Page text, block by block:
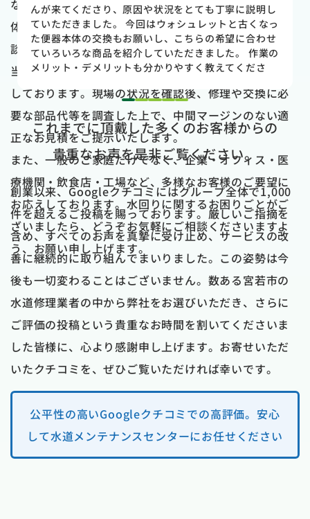
な原因と考えられます。状況に応じて、部品または本
体の交換を迅速に実施いたしますので、安心してご相
談ください。
当社は水道局指定業者として、常に業界最安値を追求
しております。現場の状況を確認後、修理や交換に必
要な部品代等を調査した上で、中間マージンのない適
正なお見積をご提示いたします。
また、一般のご家庭だけでなく、企業・オフィス・医
療機関・飲食店・工場など、多様なお客様のご要望に
お応えしております。水回りに関するお困りごとがご
ざいましたら、どうぞお気軽にご相談くださいますよ
う、お願い申し上げます。
所もすぐに判明しました。10数年使用していた一体型
のトイレだった為使いやすさ等しっかりと説明してい
ただき交換する事になりました。正直痛い出費でした
が発見が早かったので壁や床の工事を考えるとまだ費
用は抑えれました。今回担当して頂いた竹中さんは人
た。 今回は2階のトイレでしたが、1階のトイレも修
理が必要になった時はまたお願いしたいと思いまし
た。
1 2 3 4 5
これまでに頂戴した多くのお客様からの
貴重なお声を是非ご覧ください。
創業以来、Googleクチコミにはグループ全体で1,000
件を超えるご投稿を賜っております。厳しいご指摘を
含め、すべてのお声を真摯に受け止め、サービスの改
善に継続的に取り組んでまいりました。この姿勢は今
後も一切変わることはございません。数ある宮若市の
水道修理業者の中から弊社をお選びいただき、さらに
ご評価の投稿という貴重なお時間を割いてくださいま
した皆様に、心より感謝申し上げます。お寄せいただ
いたクチコミを、ぜひご覧いただければ幸いです。
公平性の高いGoogleクチコミでの高評価。安心
して水道メンテナンスセンターにお任せください